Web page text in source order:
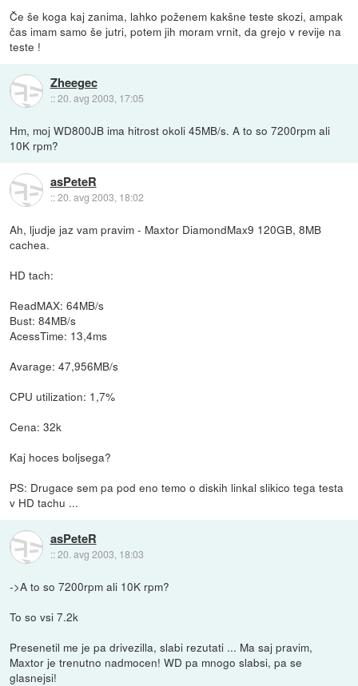
Če še koga kaj zanima, lahko poženem kakšne teste skozi, ampak
čas imam samo še jutri, potem jih moram vrnit, da grejo v revije na
teste !
Zheegec
::20. avg 2003, 17:05
Hm, moj WD800JB ima hitrost okoli 45MB/s. A to so 7200rpm ali
10K rpm?
asPeteR
::20. avg 2003, 18:02
Ah, ljudje jaz vam pravim - Maxtor DiamondMax9 120GB, 8MB
cachea.
HD tach:
ReadMAX: 64MB/s
Bust: 84MB/s
AcessTime: 13,4ms
Avarage: 47,956MB/s
CPU utilization: 1,7%
Cena: 32k
Kaj hoces boljsega?
PS: Drugace sem pa pod eno temo o diskih linkal slikico tega testa
v HD tachu ...
asPeteR
::20. avg 2003, 18:03
->A to so 7200rpm ali 10K rpm?
To so vsi 7.2k
Presenetil me je pa drivezilla, slabi rezutati ... Ma saj pravim,
Maxtor je trenutno nadmocen! WD pa mnogo slabsi, pa se
glasnejsi!